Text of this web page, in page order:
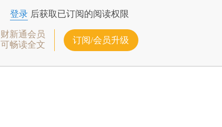
登录后获取已订阅的阅读权限
财新通会员
可畅读全文
订阅/会员升级